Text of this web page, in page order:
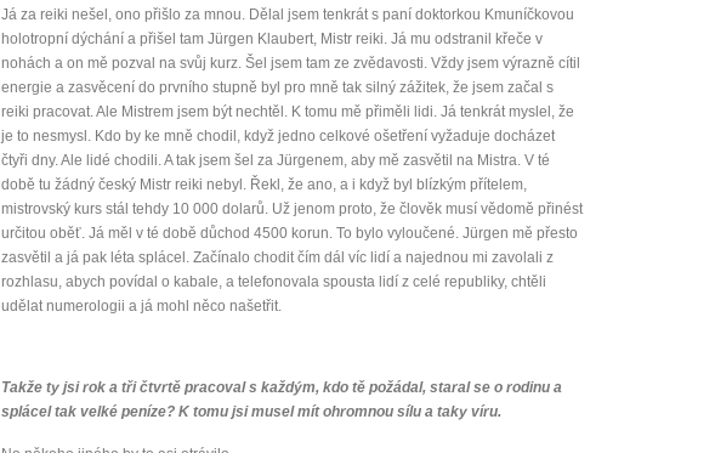
Já za reiki nešel, ono přišlo za mnou. Dělal jsem tenkrát s paní doktorkou Kmuníčkovou
holotropní dýchání a přišel tam Jürgen Klaubert, Mistr reiki. Já mu odstranil křeče v
nohách a on mě pozval na svůj kurz. Šel jsem tam ze zvědavosti. Vždy jsem výrazně cítil
energie a zasvěcení do prvního stupně byl pro mně tak silný zážitek, že jsem začal s
reiki pracovat. Ale Mistrem jsem být nechtěl. K tomu mě přiměli lidi. Já tenkrát myslel, že
je to nesmysl. Kdo by ke mně chodil, když jedno celkové ošetření vyžaduje docházet
čtyři dny. Ale lidé chodili. A tak jsem šel za Jürgenem, aby mě zasvětil na Mistra. V té
době tu žádný český Mistr reiki nebyl. Řekl, že ano, a i když byl blízkým přítelem,
mistrovský kurs stál tehdy 10 000 dolarů. Už jenom proto, že člověk musí vědomě přinést
určitou oběť. Já měl v té době důchod 4500 korun. To bylo vyloučené. Jürgen mě přesto
zasvětil a já pak léta splácel. Začínalo chodit čím dál víc lidí a najednou mi zavolali z
rozhlasu, abych povídal o kabale, a telefonovala spousta lidí z celé republiky, chtěli
udělat numerologii a já mohl něco našetřit.
Takže ty jsi rok a tři čtvrtě pracoval s každým, kdo tě požádal, staral se o rodinu a
splácel tak velké peníze? K tomu jsi musel mít ohromnou sílu a taky víru.